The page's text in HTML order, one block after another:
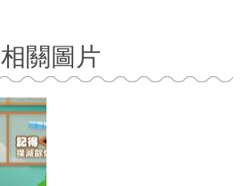
相關圖片